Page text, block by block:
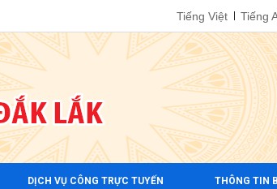
Tiếng Việt Tiếng
DỊCH VỤ CÔNG TRỰC TUYẾN THÔNG TIN